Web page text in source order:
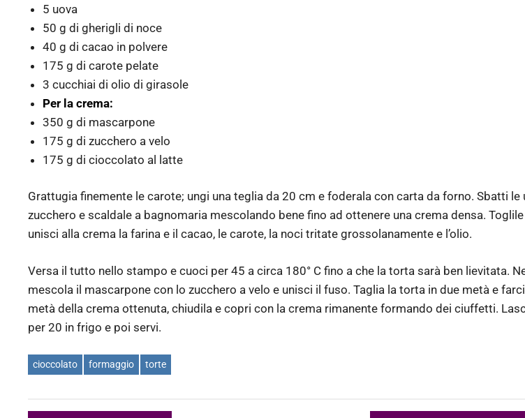
5 uova
50 g di gherigli di noce
40 g di cacao in polvere
175 g di carote pelate
3 cucchiai di olio di girasole
Per la crema:
350 g di mascarpone
175 g di zucchero a velo
175 g di cioccolato al latte
Grattugia finemente le carote; ungi una teglia da 20 cm e foderala con carta da forno. Sbatti le
zucchero e scaldale a bagnomaria mescolando bene fino ad ottenere una crema densa.
unisci alla crema la farina e il cacao, le carote, la noci tritate grossolanamente e l’olio.
Versa il tutto nello stampo e cuoci per 45 a circa 180° C fino a che la torta sarà ben lievitata.
mescola il mascarpone con lo zucchero a velo e unisci il fuso. Taglia la torta in due metà e
metà della crema ottenuta, chiudila e copri con la crema rimanente formando dei ciuffetti.
per 20 in frigo e poi servi.
cioccolato formaggio torte